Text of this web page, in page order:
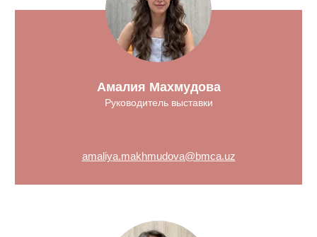
Амалия Махмудова
Руководитель выставки
amaliya.makhmudova@bmca.uz